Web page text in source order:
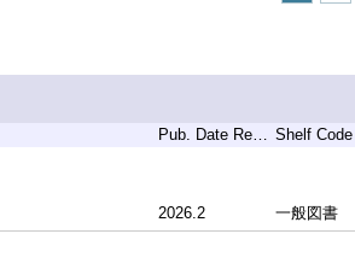
Pub. Date Remark Shelf Code
2026.2 一般図書